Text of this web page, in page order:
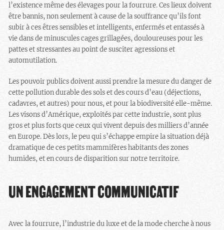
l’existence même des élevages pour la fourrure. Ces lieux doivent
être bannis, non seulement à cause de la souffrance qu’ils font
subir à ces êtres sensibles et intelligents, enfermés et entassés à
vie dans de minuscules cages grillagées, douloureuses pour les
pattes et stressantes au point de susciter agressions et
automutilation.
Les pouvoir publics doivent aussi prendre la mesure du danger de
cette pollution durable des sols et des cours d’eau (déjections,
cadavres, et autres) pour nous, et pour la biodiversité elle-même.
Les visons d’Amérique, exploités par cette industrie, sont plus
gros et plus forts que ceux qui vivent depuis des milliers d’année
en Europe. Dès lors, le peu qui s’échappe empire la situation déjà
dramatique de ces petits mammifères habitants des zones
humides, et en cours de disparition sur notre territoire.
UN ENGAGEMENT COMMUNICATIF
Avec la fourrure, l’industrie du luxe et de la mode cherche à nous